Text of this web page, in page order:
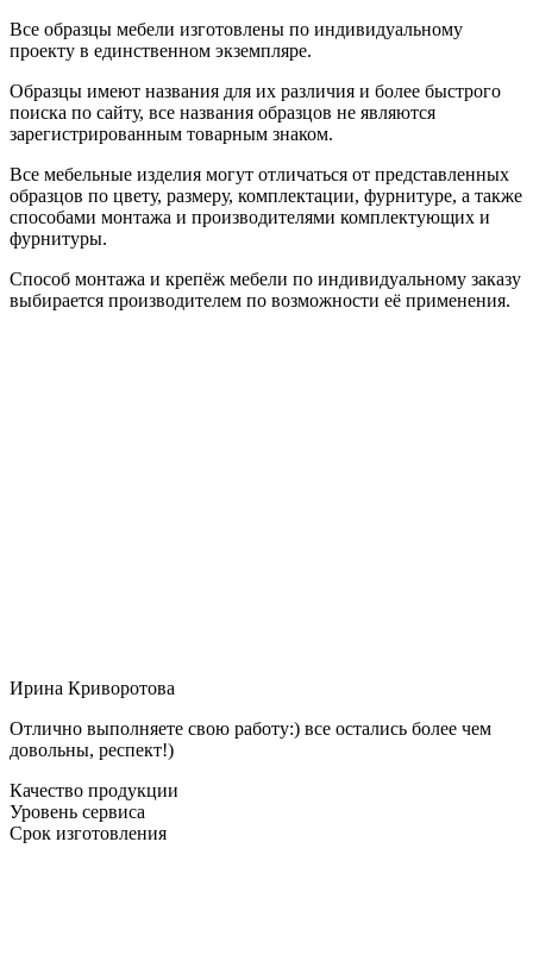
Все образцы мебели изготовлены по индивидуальному
проекту в единственном экземпляре.
Образцы имеют названия для их различия и более быстрого
поиска по сайту, все названия образцов не являются
зарегистрированным товарным знаком.
Все мебельные изделия могут отличаться от представленных
образцов по цвету, размеру, комплектации, фурнитуре, а также
способами монтажа и производителями комплектующих и
фурнитуры.
Способ монтажа и крепёж мебели по индивидуальному заказу
выбирается производителем по возможности её применения.
Ирина Криворотова
Отлично выполняете свою работу:) все остались более чем
довольны, респект!)
Качество продукции
Уровень сервиса
Срок изготовления